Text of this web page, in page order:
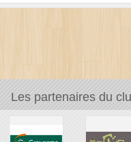
Les partenaires du